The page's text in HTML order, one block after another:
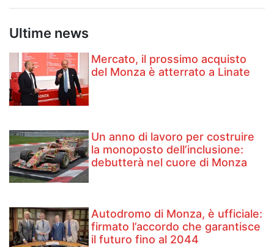
Ultime news
Mercato, il prossimo acquisto
del Monza è atterrato a Linate
Un anno di lavoro per costruire
la monoposto dell’inclusione:
debutterà nel cuore di Monza
Autodromo di Monza, è ufficiale:
firmato l’accordo che garantisce
il futuro fino al 2044